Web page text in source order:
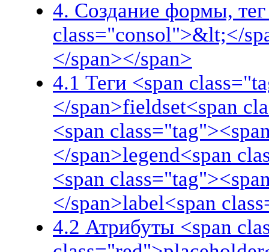
4. Создание формы,
class="consol">&lt;</
</span></span>
4.1 Теги <span
</span>fieldset<span
<span
</span>legend<span
<span
</span>label<span
4.2 Атрибуты <span